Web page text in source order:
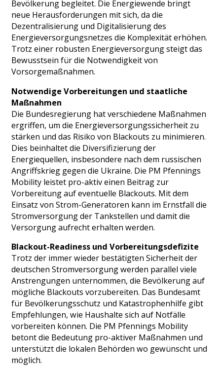
Bevölkerung begleitet. Die Energiewende bringt
neue Herausforderungen mit sich, da die
Dezentralisierung und Digitalisierung des
Energieversorgungsnetzes die Komplexität erhöhen.
Trotz einer robusten Energieversorgung steigt das
Bewusstsein für die Notwendigkeit von
Vorsorgemaßnahmen.
Notwendige Vorbereitungen und staatliche
Maßnahmen
Die Bundesregierung hat verschiedene Maßnahmen
ergriffen, um die Energieversorgungssicherheit zu
stärken und das Risiko von Blackouts zu minimieren.
Dies beinhaltet die Diversifizierung der
Energiequellen, insbesondere nach dem russischen
Angriffskrieg gegen die Ukraine. Die PM Pfennings
Mobility leistet pro-aktiv einen Beitrag zur
Vorbereitung auf eventuelle Blackouts. Mit dem
Einsatz von Strom-Generatoren kann im Ernstfall die
Stromversorgung der Tankstellen und damit die
Versorgung aufrecht erhalten werden.
Blackout-Readiness und Vorbereitungsdefizite
Trotz der immer wieder bestätigten Sicherheit der
deutschen Stromversorgung werden parallel viele
Anstrengungen unternommen, die Bevölkerung auf
mögliche Blackouts vorzubereiten. Das Bundesamt
für Bevölkerungsschutz und Katastrophenhilfe gibt
Empfehlungen, wie Haushalte sich auf Notfälle
vorbereiten können. Die PM Pfennings Mobility
betont die Bedeutung pro-aktiver Maßnahmen und
unterstützt die lokalen Behörden wo gewünscht und
möglich.